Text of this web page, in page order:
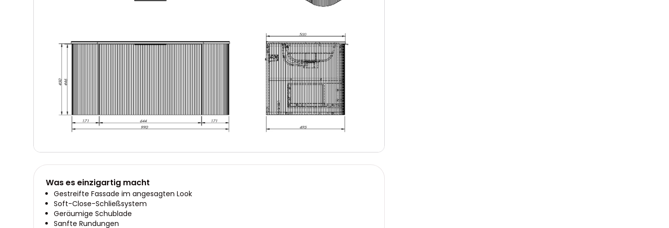
Was es einzigartig macht
Gestreifte Fassade im angesagten Look
Soft-Close-Schließsystem
Geräumige Schublade
Sanfte Rundungen